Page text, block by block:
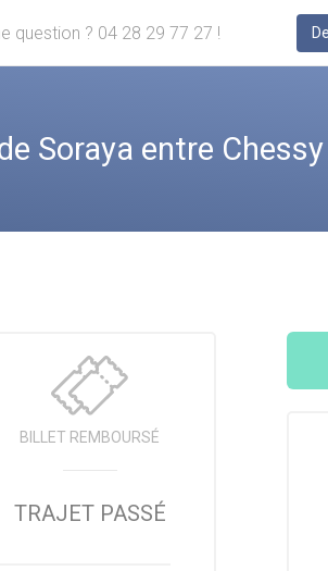
question ? 04 28 29 77 27 !
Soraya entre
BILLET REMBOURSÉ
TRAJET PASSÉ